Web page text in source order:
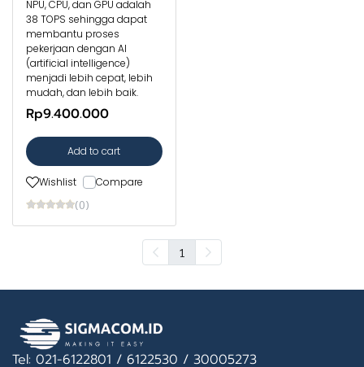
NPU, CPU, dan GPU adalah
38 TOPS sehingga dapat
membantu proses
pekerjaan dengan AI
(artificial intelligence)
menjadi lebih cepat, lebih
mudah, dan lebih baik.
Rp9.400.000
Add to cart
Wishlist Compare
(0)
1
Tel: 021-6122801 / 6122530 / 30005273